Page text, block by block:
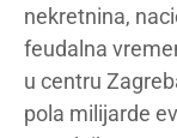
nekretnina,
feudalna
u centru
pola milijarde